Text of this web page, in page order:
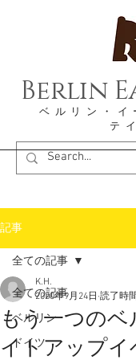
Berlin
ベルリン・イ
テイ
記事
全ての記事
ベルリン
ドイツ
全ての記事
もう一つのベ
イトアップイ
K.H.
2020年9月24日 読了時